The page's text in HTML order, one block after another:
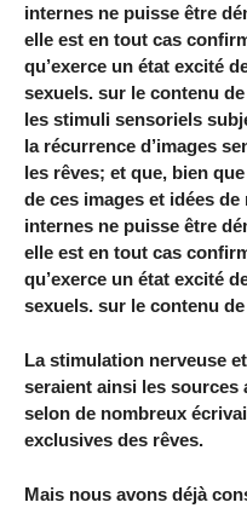
internes ne puisse être
elle est en tout cas
qu’exerce un état excité
sexuels. sur le contenu
les stimuli sensoriels
la récurrence d’images
les rêves; et que, bien
de ces images et idées
internes ne puisse être
elle est en tout cas
qu’exerce un état excité
sexuels. sur le contenu
La stimulation nerveuse
seraient ainsi les sources
selon de nombreux
exclusives des rêves.
Mais nous avons déjà